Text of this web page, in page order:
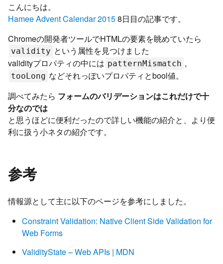
こんにちは。
Hamee Advent Calendar 20158日目の記事です。
Chromeの開発者ツールでHTMLの要素を眺めていたら
validity という属性を見つけました
validityプロパティの中には patternMismatch ,
tooLong などそれっぽいプロパティとbool値。
調べてみたら フォームのバリデーションはこれだけで十
分なのでは
と思うほどに便利だったので詳しい機能の紹介と、より便
利に扱う小ネタの紹介です。
参考
情報源として主に以下のページを参考にしました。
Constraint Validation: Native Client Side Validation for
Web Forms
ValidityState – Web APIs | MDN